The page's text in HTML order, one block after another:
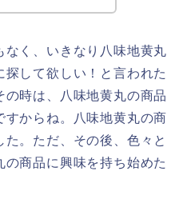
なく、いきなり八味地黄丸
して欲しい！と言われた
の時は、八味地黄丸の商品
からね。八味地黄丸の商
。ただ、その後、色々と
商品に興味を持ち始めた